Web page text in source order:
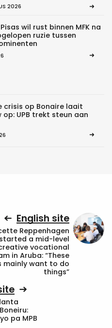
2026
wil rust binnen MFK na
ruzie tussen
crisis op Bonaire laait
op: UPB trekt steun aan
English site
Reppenhagen
started a mid-level
vocational
in Aruba: “These
mainly want to do
things”
pa MPB